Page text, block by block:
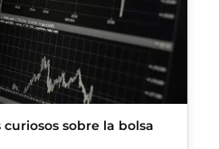
curiosos sobre la bolsa